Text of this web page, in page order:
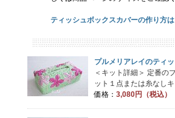
ティッシュボックスカバーの作り方
プルメリアレイのティ
＜キット詳細＞ 定番の
ット１点または糸なし
価格： 3,080円（税込）